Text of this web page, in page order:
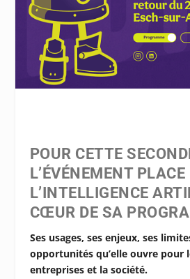
POUR CETTE
L’ÉVÉNEMENT PLACE
L’INTELLIGENCE
CŒUR DE SA
Ses usages, ses enjeux, ses
opportunités qu’elle ouvre pour
entreprises et la société.